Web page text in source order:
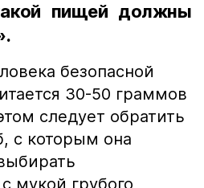
пищей должны
безопасной
30-50 граммов
следует обратить
с которым она
мукой грубого